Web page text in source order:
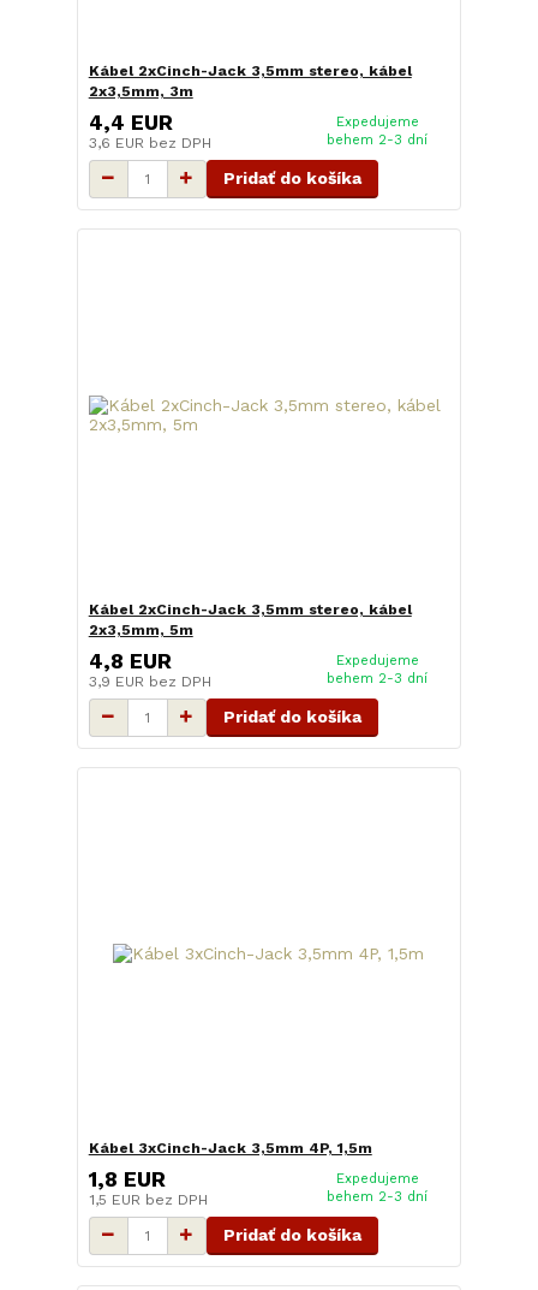
Kábel 2xCinch-Jack 3,5mm stereo, kábel
2x3,5mm, 3m
4,4 EUR
3,6 EUR bez DPH
Expedujeme
behem 2-3 dní
Pridať do košíka
Kábel 2xCinch-Jack 3,5mm stereo, kábel
2x3,5mm, 5m
4,8 EUR
3,9 EUR bez DPH
Expedujeme
behem 2-3 dní
Pridať do košíka
Kábel 3xCinch-Jack 3,5mm 4P, 1,5m
1,8 EUR
1,5 EUR bez DPH
Expedujeme
behem 2-3 dní
Pridať do košíka